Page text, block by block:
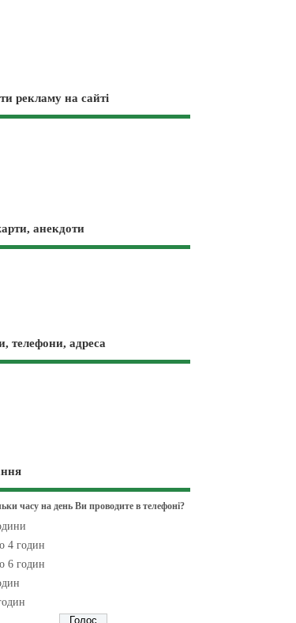
рекламу на сайті
анекдоти
телефони, адреса
часу на день Ви проводите в телефоні?
4 годин
6 годин